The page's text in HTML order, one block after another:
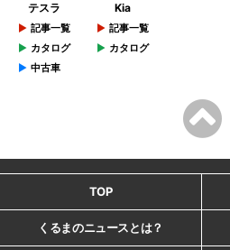
テスラ
記事一覧
カタログ
中古車
Kia
記事一覧
カタログ
TOP
くるまのニュースとは？